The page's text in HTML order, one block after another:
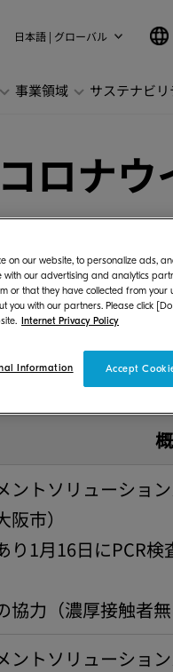
日本語 | グローバル
事業領域 サステナビリ
ロナ
イルスに感染して
トソリューション
）
月16日にPCR検
力（濃厚接触者無
トソリューション
on our website, to personalize ads,
our advertising and analytics
or that they have collected from your
with our partners. Please click
Internet Privacy Policy
Accept
Information